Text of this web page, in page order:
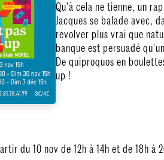
Qu'à cela ne tienne, un
Jacques se balade avec,
revolver plus vrai que
banque est persuadé
De quiproquos en
up !
du 10 nov de 12h à 14h et de 18h